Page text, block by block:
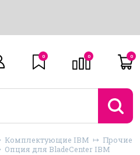
0 0 0
Комплектующие IBM
Прочие
Опция для BladeCenter IBM